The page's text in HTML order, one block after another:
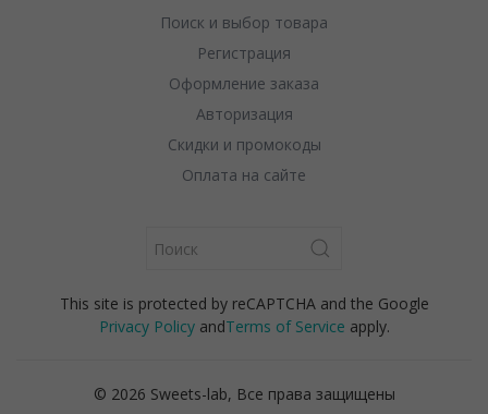
Поиск и выбор товара
Регистрация
Оформление заказа
Авторизация
Скидки и промокоды
Оплата на сайте
This site is protected by reCAPTCHA and the Google
Privacy PolicyandTerms of Service apply.
© 2026 Sweets-lab, Все права защищены